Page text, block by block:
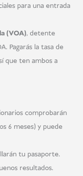
para una entrada
(VOA), detente
Pagarás la tasa de
que ten ambos a
comprobarán
6 meses) y puede
tu pasaporte.
resultados.